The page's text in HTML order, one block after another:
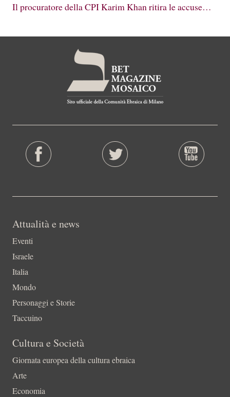
Il procuratore della CPI Karim Khan ritira le accuse…
Attualità e news
Eventi
Israele
Italia
Mondo
Personaggi e Storie
Taccuino
Cultura e Società
Giornata europea della cultura ebraica
Arte
Economia